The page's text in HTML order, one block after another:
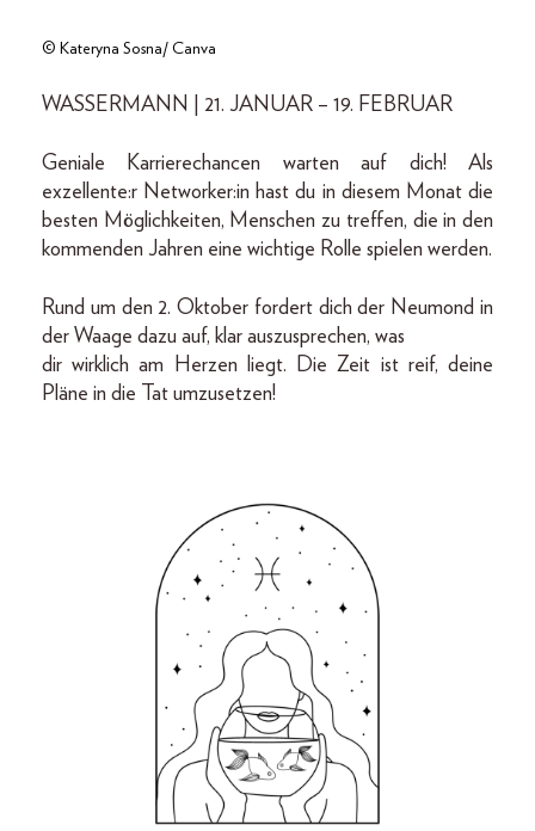
© Kateryna Sosna/ Canva
WASSERMANN | 21. JANUAR – 19. FEBRUAR
Geniale Karrierechancen warten auf dich! Als
exzellente:r Networker:in hast du in diesem Monat die
besten Möglichkeiten, Menschen zu treffen, die in den
kommenden Jahren eine wichtige Rolle spielen werden.
Rund um den 2. Oktober fordert dich der Neumond in
der Waage dazu auf, klar auszusprechen, was
dir wirklich am Herzen liegt. Die Zeit ist reif, deine
Pläne in die Tat umzusetzen!